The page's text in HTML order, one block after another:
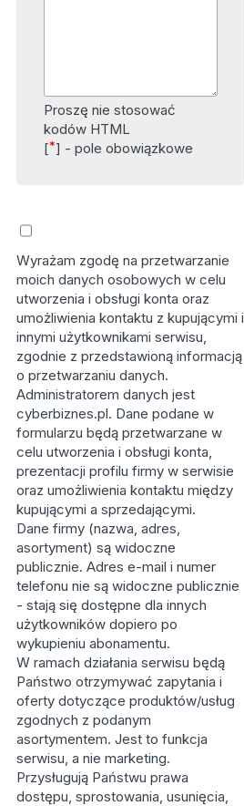
Proszę nie stosować
kodów HTML
[*] - pole obowiązkowe
Wyrażam zgodę na przetwarzanie
moich danych osobowych w celu
utworzenia i obsługi konta oraz
umożliwienia kontaktu z kupującymi i
innymi użytkownikami serwisu,
zgodnie z przedstawioną informacją
o przetwarzaniu danych.
Administratorem danych jest
cyberbiznes.pl. Dane podane w
formularzu będą przetwarzane w
celu utworzenia i obsługi konta,
prezentacji profilu firmy w serwisie
oraz umożliwienia kontaktu między
kupującymi a sprzedającymi.
Dane firmy (nazwa, adres,
asortyment) są widoczne
publicznie. Adres e-mail i numer
telefonu nie są widoczne publicznie
- stają się dostępne dla innych
użytkowników dopiero po
wykupieniu abonamentu.
W ramach działania serwisu będą
Państwo otrzymywać zapytania i
oferty dotyczące produktów/usług
zgodnych z podanym
asortymentem. Jest to funkcja
serwisu, a nie marketing.
Przysługują Państwu prawa
dostępu, sprostowania, usunięcia,